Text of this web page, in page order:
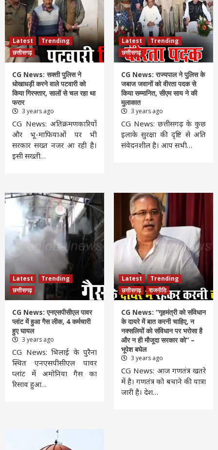
Latest
Trending
छत्तीसगढ़
CG News: सक्ती पुलिस ने
धोखाधड़ी करने वाले पटवारी को
किया गिरफ्तार, सालों से चल रहा था
फरार
3 years ago
CG News: अतिक्रमणकारियों
और भू-माफियाओं पर भी
सरकार सख्त नजर आ रही है।
इसी सख्ती…
Latest
Trending
छत्तीसगढ़
CG News: राज्यपाल ने पुलिस के
जबाज जवानों को वीरता पदक से
किया सम्मानित, सीएम साय ने की
मुलाकात
3 years ago
CG News: छत्तीसगढ़ के कुछ
इलाके सुरक्षा की दृष्टि से अति
संवेदनशील है। आप सभी…
Latest
Trending
छत्तीसगढ़
CG News: एनएसपीसीएल पावर
प्लांट में हुआ गैस लीक, 4 कर्मचारी
हुए घायल
3 years ago
CG News: भिलाई के पुरैना
स्थित एनएसपीसीएल पावर
प्लांट में अमोनिया गैस का
रिसाव हुआ…
Latest
Trending
छत्तीसगढ़
राजनीति
CG News: “गृहमंत्री को संविधान
के दायरे में बात करनी चाहिए, न
नक्सलियों को संविधान पर भरोसा है
और न ही मौजूदा सरकार को” –
भूपेश बघेल
3 years ago
CG News: आज गणतंत्र खतरे
में है। गणतंत्र को बचाने की यात्रा
जारी है। देश…